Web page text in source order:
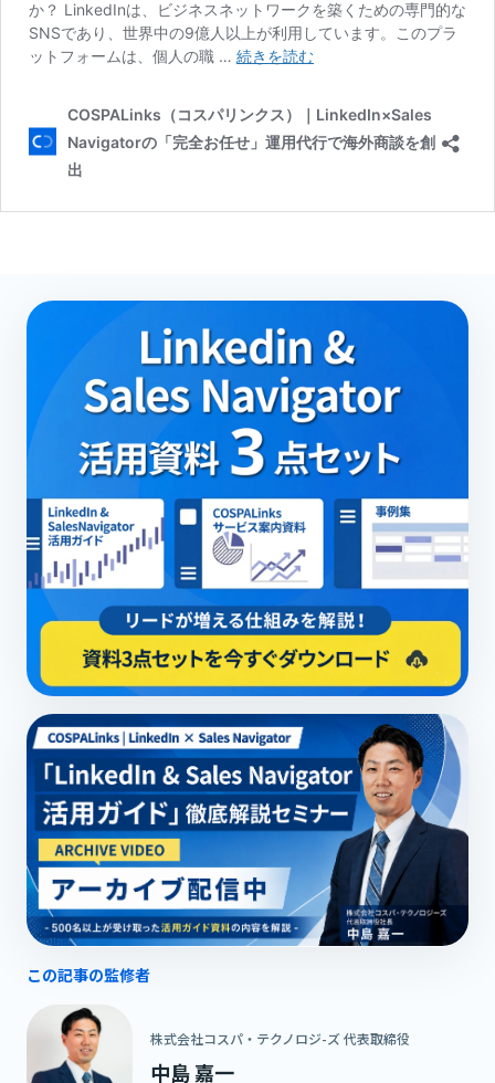
この記事の監修者
株式会社コスパ・テクノロジ-ズ 代表取締役
中島 嘉一